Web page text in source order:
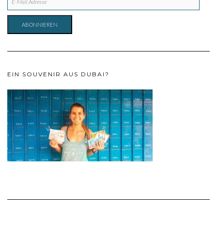
MAIL
ADRESSE
ABONNIEREN
EIN SOUVENIR AUS DUBAI?